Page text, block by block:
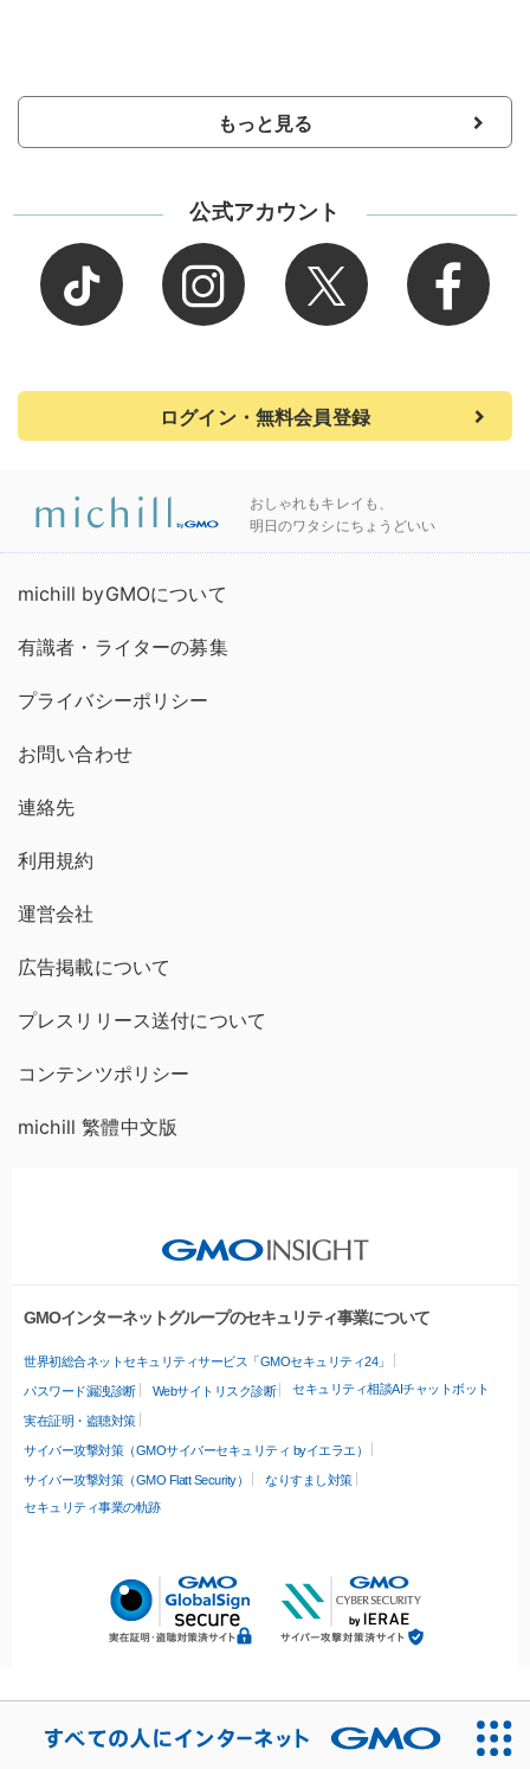
もっと見る
公式アカウント
ログイン・無料会員登録
おしゃれもキレイも、
明日のワタシにちょうどいい
michill byGMOについて
有識者・ライターの募集
プライバシーポリシー
お問い合わせ
連絡先
利用規約
運営会社
広告掲載について
プレスリリース送付について
コンテンツポリシー
michill 繁體中文版
GMOインターネットグループのセキュリティ事業について
世界初総合ネットセキュリティサービス「GMOセキュリティ24」
パスワード漏洩診断 Webサイトリスク診断 セキュリティ相談AIチャットボット
実在証明・盗聴対策
サイバー攻撃対策（GMOサイバーセキュリティ byイエラエ）
サイバー攻撃対策（GMO Flatt Security）
なりすまし対策
セキュリティ事業の軌跡